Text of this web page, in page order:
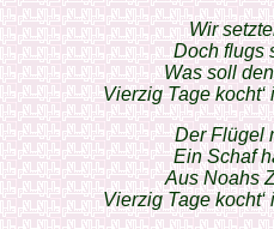
Wir
Doch flugs
Was soll
Vierzig Tage
Der Flügel
Ein Schaf
Aus Noahs
Vierzig Tage